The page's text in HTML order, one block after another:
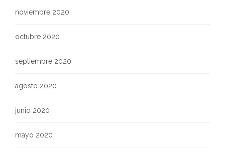
noviembre 2020
octubre 2020
septiembre 2020
agosto 2020
junio 2020
mayo 2020